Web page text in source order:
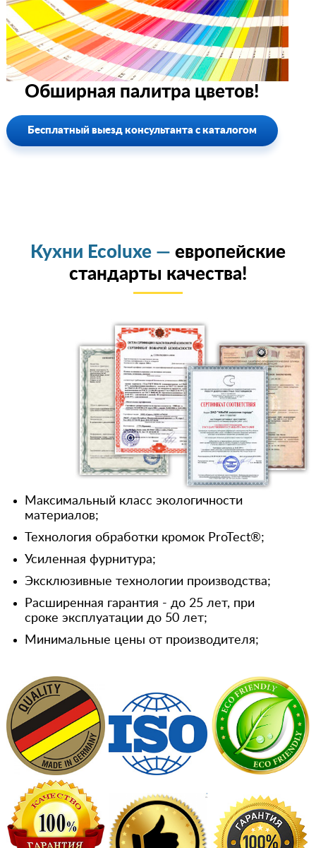
Обширная палитра цветов!
Бесплатный выезд консультанта с каталогом
Кухни Ecoluxe — европейские
стандарты качества!
Максимальный класс экологичности
материалов;
Технология обработки кромок ProTect®;
Усиленная фурнитура;
Эксклюзивные технологии производства;
Расширенная гарантия - до 25 лет, при
сроке эксплуатации до 50 лет;
Минимальные цены от производителя;